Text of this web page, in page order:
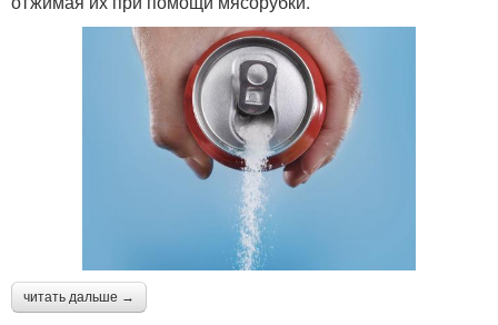
читать дальше →